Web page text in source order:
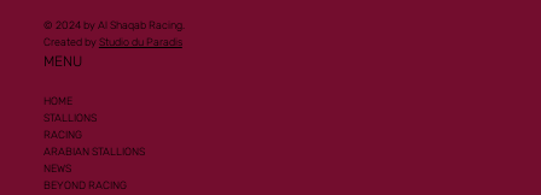
© 2024 by Al Shaqab Racing.
Created by Studio du Paradis
MENU
HOME
STALLIONS
RACING
ARABIAN STALLIONS
NEWS
BEYOND RACING